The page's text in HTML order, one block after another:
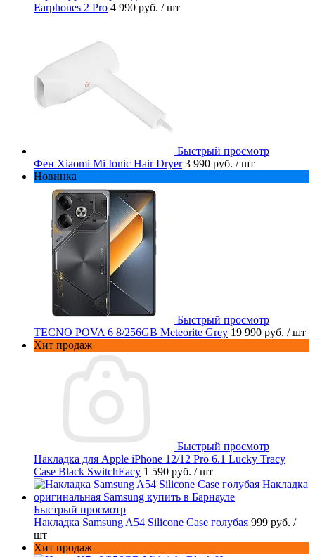
Earphones 2 Pro 4 990 руб. / шт
Быстрый просмотр
Фен Xiaomi Mi Ionic Hair Dryer 3 990 руб. / шт
Новинка
Быстрый просмотр
TECNO POVA 6 8/256GB Meteorite Grey 19 990 руб. / шт
Хит продаж
Быстрый просмотр
Накладка для Apple iPhone 12/12 Pro 6.1 Lucky Tracy
Case Black SwitchEacy 1 590 руб. / шт
Быстрый просмотр
Накладка Samsung A54 Silicone Case голубая 999 руб. /
шт
Хит продаж